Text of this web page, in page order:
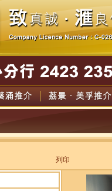
列印